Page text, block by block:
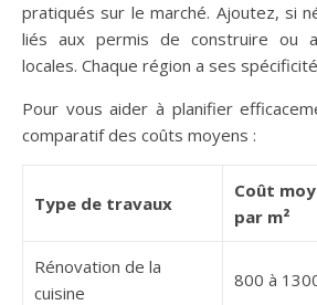
pratiqués sur le marché. Ajoutez, si
liés aux permis de construire ou
locales. Chaque région a ses
Pour vous aider à planifier
comparatif des coûts moyens :
Type de travaux
Coût
par m²
Rénovation de la
cuisine
800 à